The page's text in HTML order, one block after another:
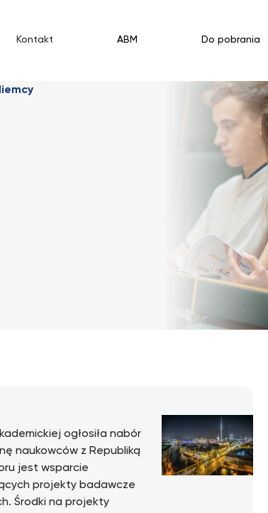
Kontakt ABM Do pobrania
ogłosiła nabór
naukowców z Republiką
jest wsparcie
projekty badawcze
Środki na projekty